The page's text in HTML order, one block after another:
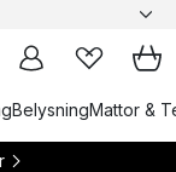
BelysningMattor &